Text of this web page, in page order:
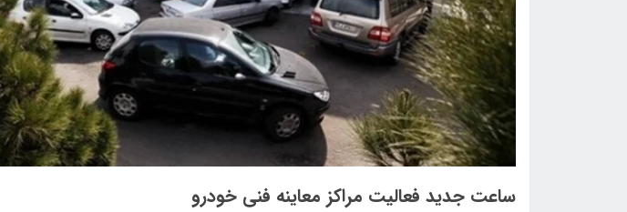
ساعت جدید فعالیت مراکز معاینه فنی خودرو